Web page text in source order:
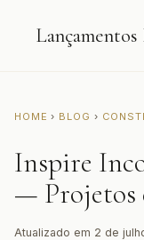
HOME › BLOG ›
Inspire
— Projetos
Atualizado em 2 de